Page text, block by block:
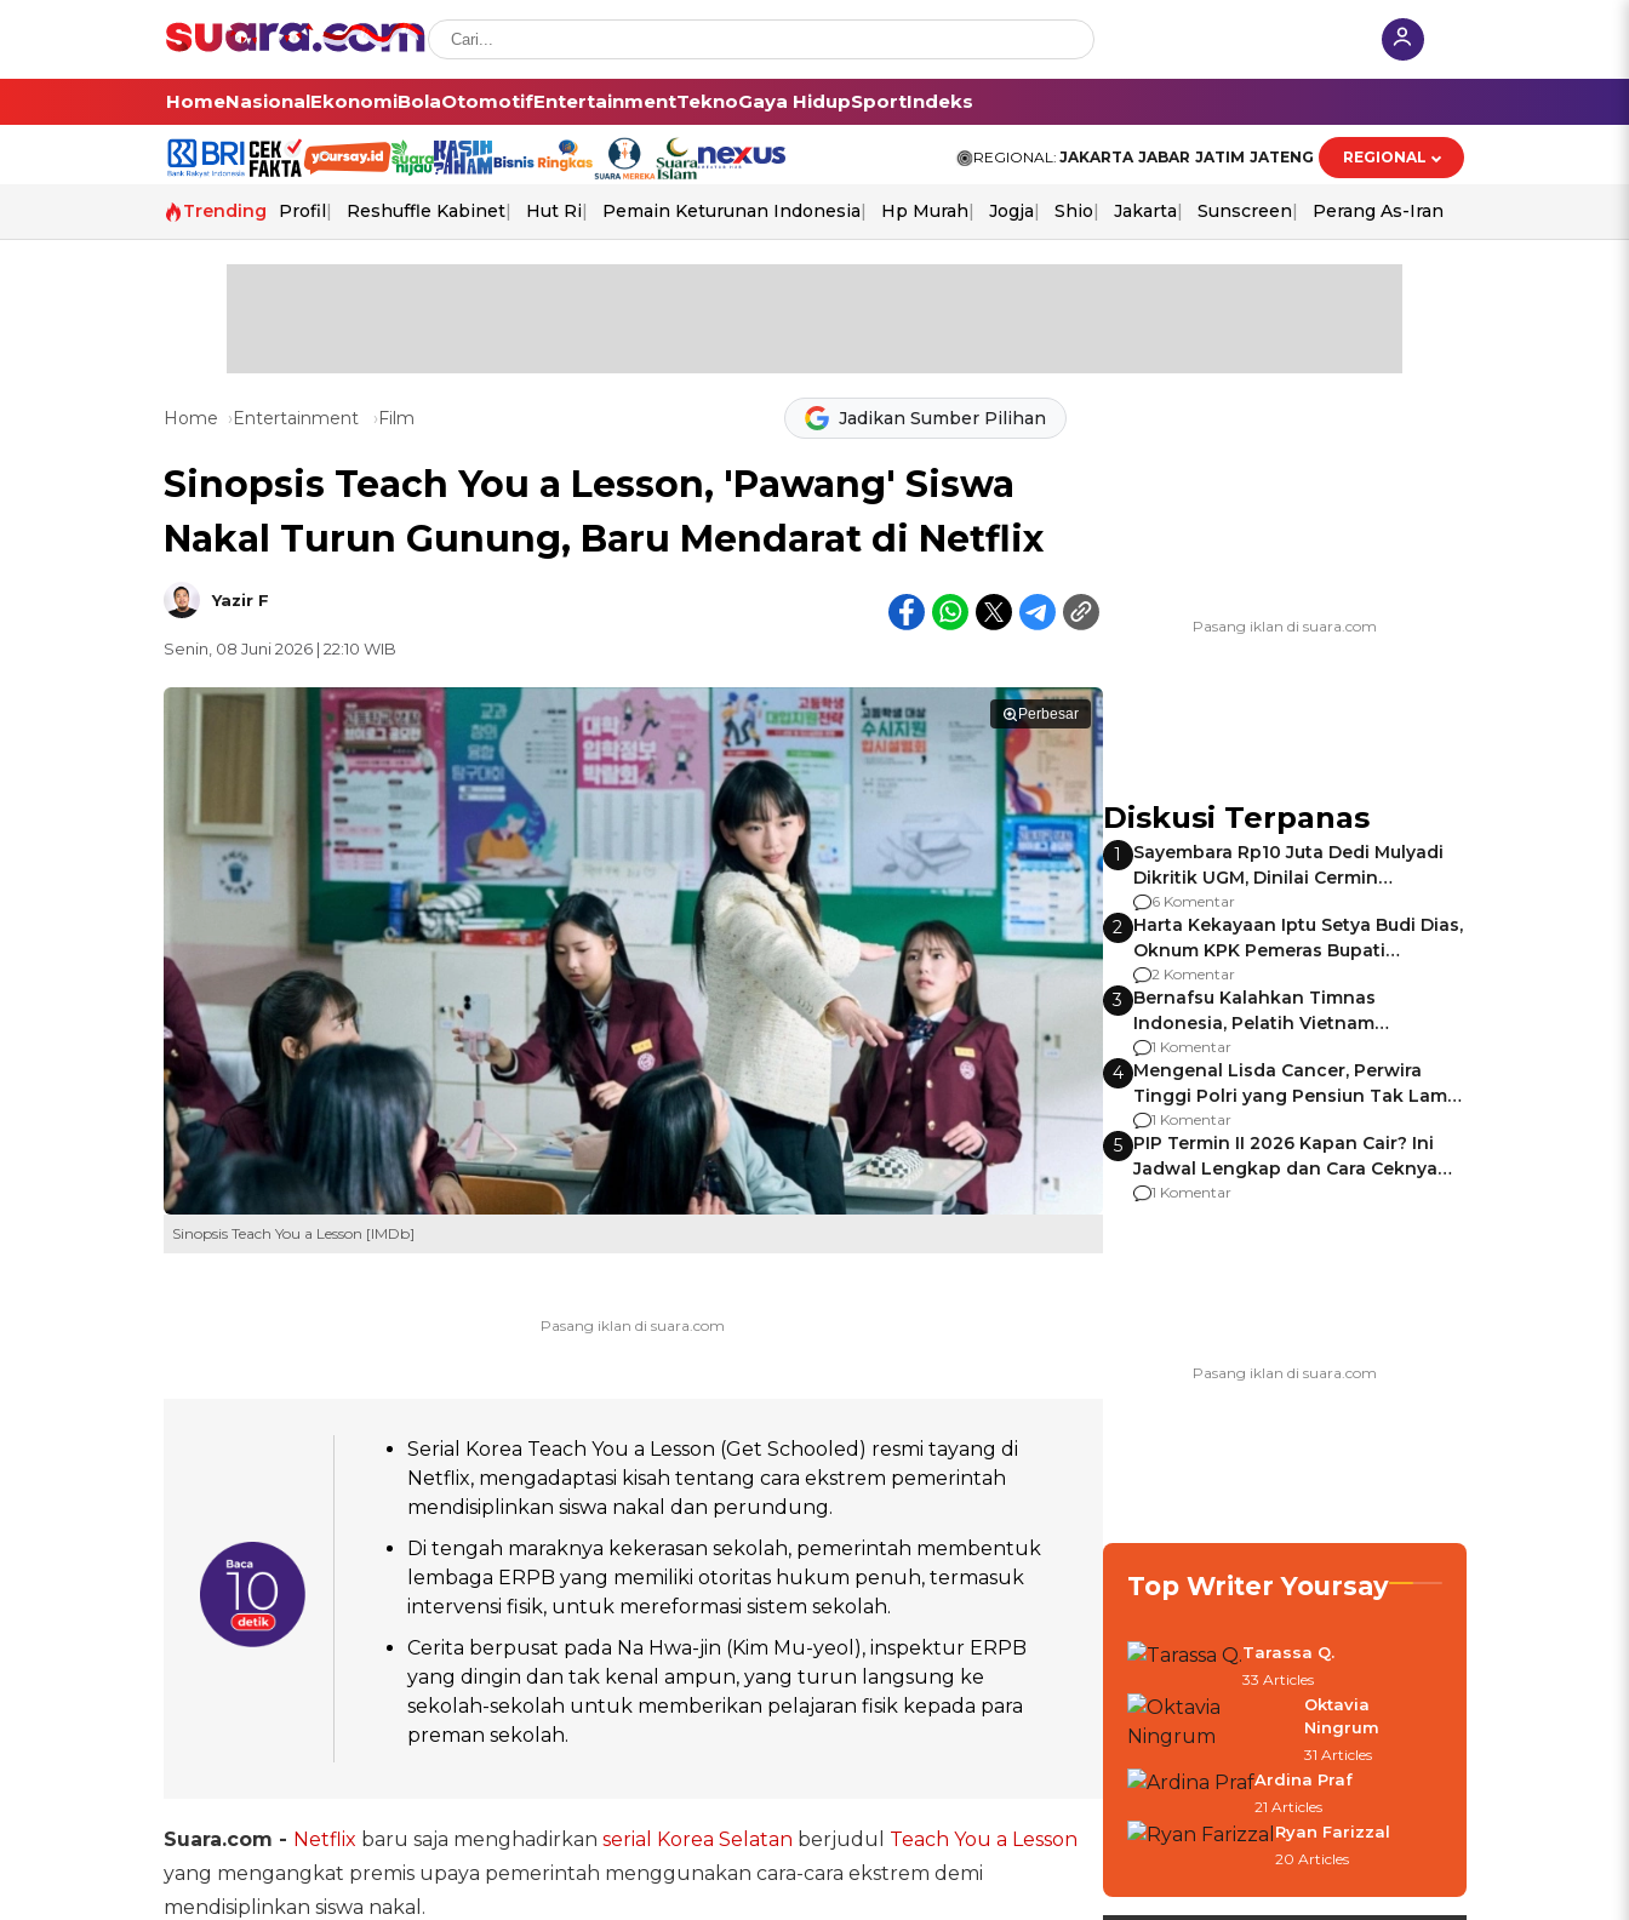
HomeNasionalEkonomiBolaOtomotifEntertainmentTeknoGaya HidupSportIndeks
REGIONAL: JAKARTA JABAR JATIM JATENG REGIONAL
Trending Profil Reshuffle Kabinet Hut Ri Pemain Keturunan Indonesia Hp Murah Jogja Shio Jakarta Sunscreen Perang As-Iran
Home Entertainment Film Jadikan Sumber Pilihan
Sinopsis Teach You a Lesson, 'Pawang' Siswa
Nakal Turun Gunung, Baru Mendarat di Netflix
Yazir F
Senin, 08 Juni 2026 | 22:10 WIB
Perbesar
Sinopsis Teach You a Lesson [IMDb]
Serial Korea Teach You a Lesson (Get Schooled) resmi tayang di
Netflix, mengadaptasi kisah tentang cara ekstrem pemerintah
mendisiplinkan siswa nakal dan perundung.
Di tengah maraknya kekerasan sekolah, pemerintah membentuk
lembaga ERPB yang memiliki otoritas hukum penuh, termasuk
intervensi fisik, untuk mereformasi sistem sekolah.
Cerita berpusat pada Na Hwa-jin (Kim Mu-yeol), inspektur ERPB
yang dingin dan tak kenal ampun, yang turun langsung ke
sekolah-sekolah untuk memberikan pelajaran fisik kepada para
preman sekolah.
Suara.com - Netflix baru saja menghadirkan serial Korea Selatan berjudul Teach You a Lesson
yang mengangkat premis upaya pemerintah menggunakan cara-cara ekstrem demi
mendisiplinkan siswa nakal.
Diskusi Terpanas
1
Sayembara Rp10 Juta Dedi Mulyadi
Dikritik UGM, Dinilai Cermin
Gagalnya Negara Jamin Keamanan
6 Komentar
2 Harta Kekayaan Iptu Setya Budi Dias,
Oknum KPK Pemeras Bupati
Pemalang
2 Komentar
3 Bernafsu Kalahkan Timnas
Indonesia, Pelatih Vietnam
Berencana Pakai Jimat di Pakansari
1 Komentar
4 Mengenal Lisda Cancer, Perwira
Tinggi Polri yang Pensiun Tak Lama
Usai Jadi Brigjen
1 Komentar
5 PIP Termin II 2026 Kapan Cair? Ini
Jadwal Lengkap dan Cara Ceknya
agar Dana Tidak Hangus!
1 Komentar
Top Writer Yoursay
Tarassa Q.
33 Articles
Oktavia
Ningrum
31 Articles
Ardina Praf
21 Articles
Ryan Farizzal
20 Articles